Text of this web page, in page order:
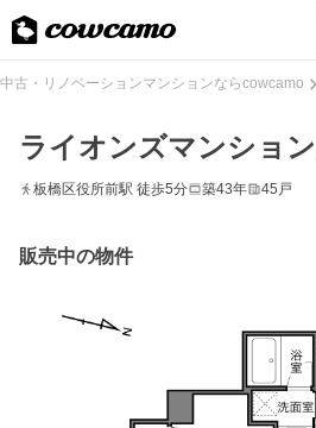
中古・リノベーションマンションならcowcamo
ライオンズマンショ
板橋区役所前駅 徒歩5分 築43年 45戸
販売中の物件